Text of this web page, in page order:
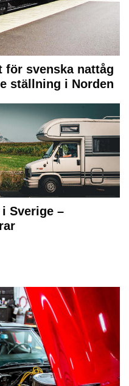
för svenska nattåg
ställning i Norden
Sverige –